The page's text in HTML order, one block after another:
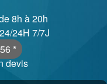
8h à 20h
24H 7/7J
*
devis